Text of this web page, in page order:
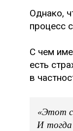
Однако,
процесс
С чем
есть
в
«Этот
И тогда